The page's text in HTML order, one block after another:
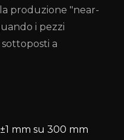
produzione "near-
i pezzi
a
mm su 300 mm